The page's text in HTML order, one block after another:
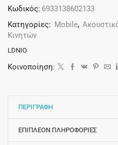
Κωδικός: 6933138602133
Κατηγορίες: Mobile,
Κινητών
LDNIO
Κοινοποίηση:
ΠΕΡΙΓΡΑΦΗ
ΕΠΙΠΛΕΟΝ ΠΛΗΡΟΦΟΡΙΕΣ